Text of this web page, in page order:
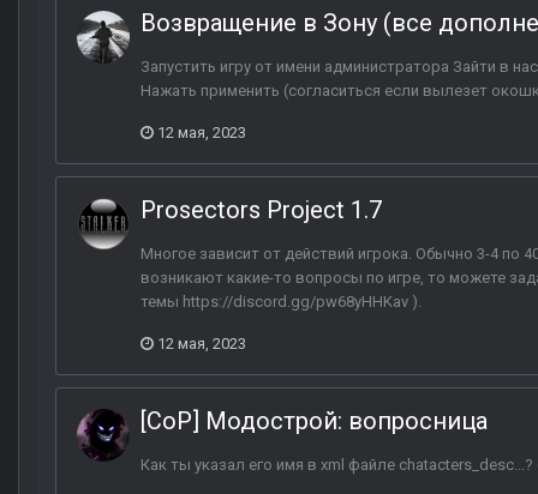
Возвращение в Зону (все
Запустить игру от имени администратора Зайти в
Нажать применить (согласиться если вылезет
12 мая, 2023
Prosectors Project 1.7
Многое зависит от действий игрока. Обычно 3-4 по
возникают какие-то вопросы по игре, то можете
темы https://discord.gg/pw68yHHKav ).
12 мая, 2023
[CoP] Модострой: вопросница
Как ты указал его имя в xml файле